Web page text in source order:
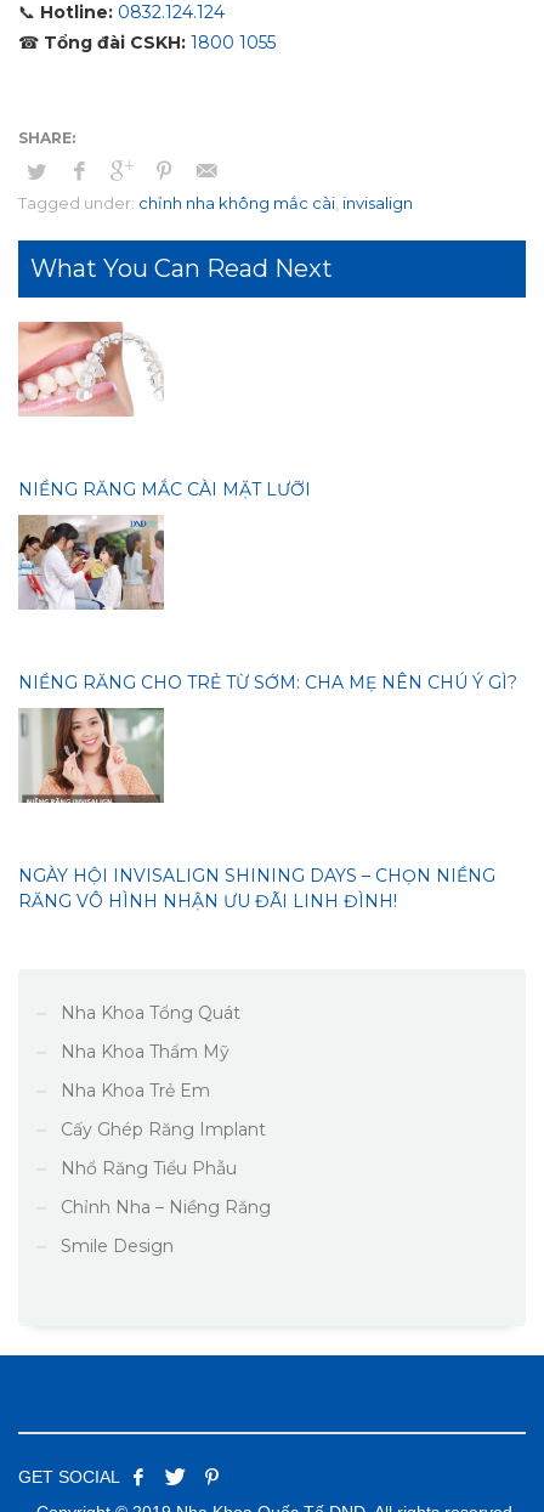
📞 Hotline: 0832.124.124
☎ Tổng đài CSKH: 1800 1055
Tagged under: chỉnh nha không mắc cài, invisalign
What You Can Read Next
NIỀNG RĂNG MẮC CÀI MẶT LƯỠI
NIỀNG RĂNG CHO TRẺ TỪ SỚM: CHA MẸ NÊN CHÚ Ý GÌ?
NGÀY HỘI INVISALIGN SHINING DAYS – CHỌN NIỀNG
RĂNG VÔ HÌNH NHẬN ƯU ĐÃI LINH ĐÌNH!
Nha Khoa Tổng Quát
Nha Khoa Thẩm Mỹ
Nha Khoa Trẻ Em
Cấy Ghép Răng Implant
Nhổ Răng Tiểu Phẫu
Chỉnh Nha – Niềng Răng
Smile Design
GET SOCIAL